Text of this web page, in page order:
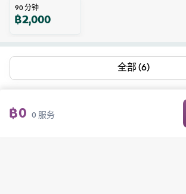
90分钟
฿2,000
全部 (6)
฿0 0服务